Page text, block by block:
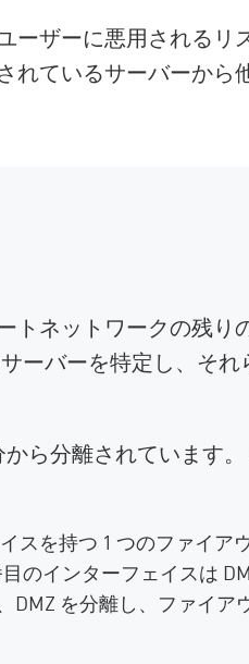
ザーに悪用されるリ
ているサーバーから
トネットワークの残り
ーバーを特定し、そ
ら分離されています
スを持つ 1 つのファイア
のインターフェイスは
を分離し、ファイ